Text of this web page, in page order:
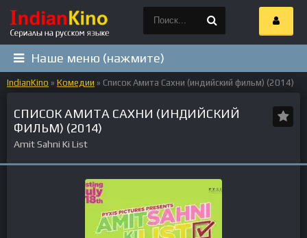
Наше меню (нажмите)
IndianKino » Комедии » Список Амита Сахни (индийский фильм) (2014)
СПИСОК АМИТА САХНИ (ИНДИЙСКИЙ
ФИЛЬМ) (2014)
Amit Sahni Ki List